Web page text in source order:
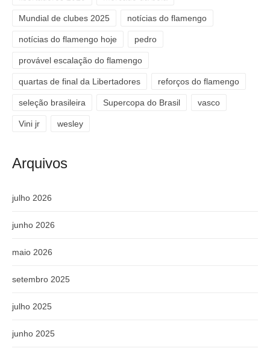
Mundial de clubes 2025 notícias do flamengo
notícias do flamengo hoje pedro
provável escalação do flamengo
quartas de final da Libertadores reforços do flamengo
seleção brasileira Supercopa do Brasil vasco
Vini jr wesley
Arquivos
julho 2026
junho 2026
maio 2026
setembro 2025
julho 2025
junho 2025